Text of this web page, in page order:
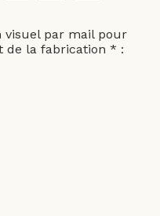
visuel par mail pour
de la fabrication * :